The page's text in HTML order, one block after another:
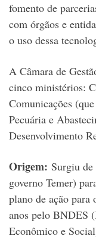
fomento de
com órgãos e
o uso dessa
A Câmara de
cinco ministérios:
Comunicações
Pecuária e
Desenvolvimento
Origem: Surgiu
governo Temer)
plano de ação
anos pelo BNDES
Econômico e